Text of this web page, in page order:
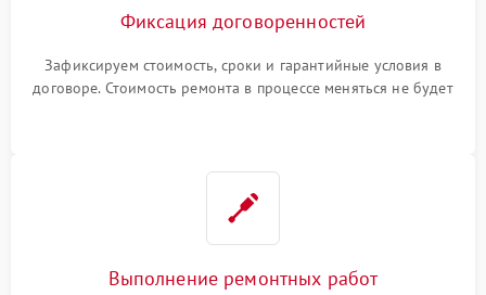
Фиксация договоренностей
Зафиксируем стоимость, сроки и гарантийные условия в
договоре. Стоимость ремонта в процессе меняться не будет
Выполнение ремонтных работ